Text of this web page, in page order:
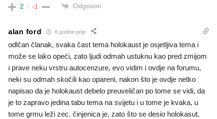
2 -1 Odgovori
alan ford 8 godine prije
odlčan članak, svaka čast tema holokaust je osjetljiva tema i
može se lako opeći, zato ljudi odmah ustuknu kao pred zmijom
i prave neku vrstru autocenzure, evo vidim i ovdje na forumu,
neki su odmah skočili kao opareni, nakon što je ovdje netko
napisao da je holokaust debelo preuveličan po tome se vidi, da
je to zapravo jedina tabu tema na svijetu i u tome je kvaka, u
tome grmu leži zec. činjenica je, zato što se desio holokasut,